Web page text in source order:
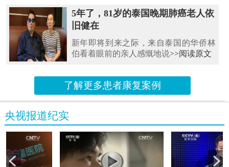
5年了，81岁的泰国晚期肺癌老人依
旧健在
新年即将到来之际，来自泰国的华侨林
伯看着眼前的亲人感慨地说>>阅读原文
了解更多患者康复案例
央视报道纪实